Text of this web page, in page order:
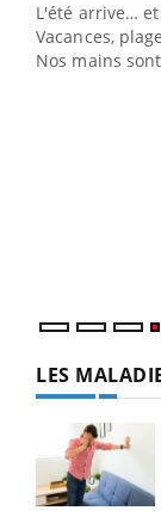
L'été arrive…
Vacances,
Nos mains
LES